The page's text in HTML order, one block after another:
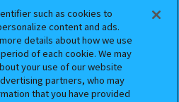
イオンレイクタウンmori
取扱商品
ンレイクタウン
such as cookies to
content and ads.
details about how we use
of each cookie. We may
your use of our website
partners, who may
that you have provided